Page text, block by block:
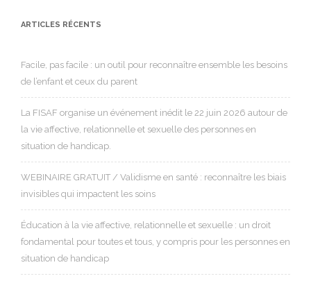
ARTICLES RÉCENTS
Facile, pas facile : un outil pour reconnaître ensemble les besoins
de l’enfant et ceux du parent
La FISAF organise un événement inédit le 22 juin 2026 autour de
la vie affective, relationnelle et sexuelle des personnes en
situation de handicap.
WEBINAIRE GRATUIT / Validisme en santé : reconnaître les biais
invisibles qui impactent les soins
Éducation à la vie affective, relationnelle et sexuelle : un droit
fondamental pour toutes et tous, y compris pour les personnes en
situation de handicap